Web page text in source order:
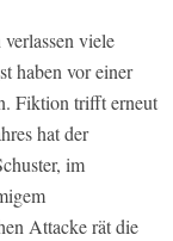
viele
haben vor einer
Fiktion trifft erneut
hat der
im
Attacke rät die